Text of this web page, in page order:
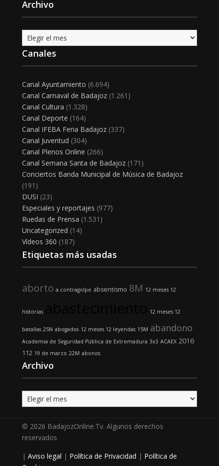
Archivo
Archivo
Canales
Canal Ayuntamiento (6.694)
Canal Carnaval de Badajoz(1.261)
Canal Cultura (1.328)
Canal Deporte (164)
Canal IFEBA Feria Badajoz(337)
Canal Juventud (304)
Canal Plenos Online (266)
Canal Semana Santa de Badajoz(171)
Conciertos Banda Municipal de Música de Badajoz
(191)
DUSI (23)
Especiales y reportajes (977)
Ruedas de Prensa (1.531)
Uncategorized (14)
Vídeos 360 (187)
Etiquetas más usadas
aborto a contragolpe absentismo 8M 12 meses 12
historias 12 meses 12
batallas 25N abogados 12 meses 12 leyendas 15M abandono
Academia de Seguridad Pública de Extremadura 3x3 ACAEX 2016
112 19 de marzo 22M abonos
Archivo
Archivo
© 2026 BadajozOnline.Tv. Algunos derechos
reservados
| Aviso legal | Política de Privacidad | Política de